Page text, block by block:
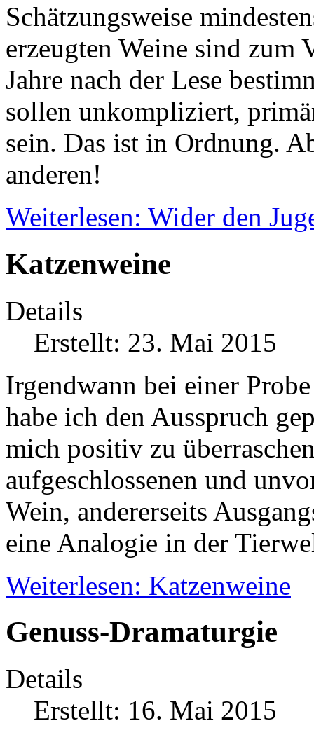
Schätzungsweise
erzeugten Weine sind zum
Jahre nach der Lese
sollen unkompliziert,
sein. Das ist in Ordnung.
anderen!
Weiterlesen: Wider den
Katzenweine
Details
Erstellt: 23. Mai 2015
Irgendwann bei einer
habe ich den Ausspruch
mich positiv zu
aufgeschlossenen und
Wein, andererseits
eine Analogie in der
Weiterlesen: Katzenweine
Genuss-Dramaturgie
Details
Erstellt: 16. Mai 2015